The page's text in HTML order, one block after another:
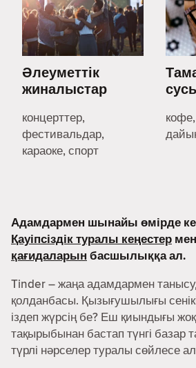
Әлеуметтік
жиналыстар
концерттер,
фестивальдар,
караоке, спорт
Адамдармен шынайы өмірде
Қауіпсіздік туралы кеңестер мен
қағидаларын басшылыққа ал.
Tinder – жаңа адамдармен
қолданбасы. Қызығушылығы
іздеп жүрсің бе? Еш қиындығы
тақырыбынан бастап түнгі базар
түрлі нәрселер туралы сөйлесе